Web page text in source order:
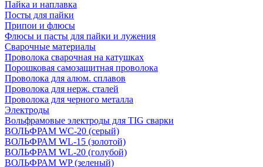
Пайка и наплавка
Посты для пайки
Припои и флюсы
Флюсы и пасты для пайки и лужения
Сварочные материалы
Проволока сварочная на катушках
Порошковая самозащитная проволока
Проволока для алюм. сплавов
Проволока для нерж. сталей
Проволока для черного металла
Электроды
Вольфрамовые электроды для TIG сварки
ВОЛЬФРАМ WC-20 (серый)
ВОЛЬФРАМ WL-15 (золотой)
ВОЛЬФРАМ WL-20 (голубой)
ВОЛЬФРАМ WP (зеленый)